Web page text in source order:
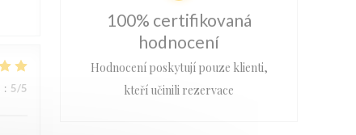
: 5/5
100% certifikovaná
hodnocení
Hodnocení poskytují pouze klienti,
kteří učinili rezervace